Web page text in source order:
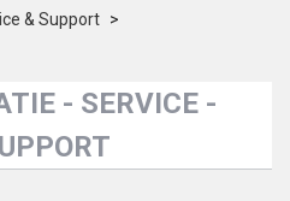
& Support >
- SERVICE -